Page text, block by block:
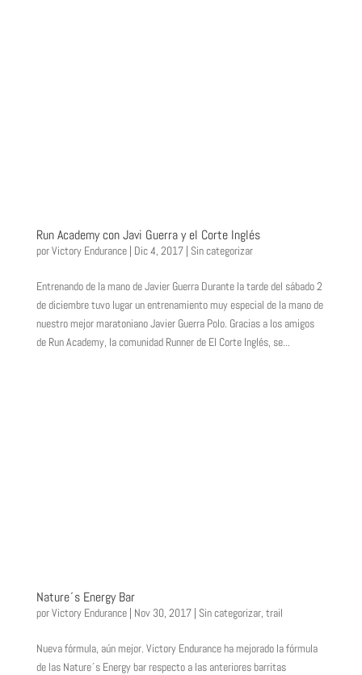
Run Academy con Javi Guerra y el Corte Inglés
porVictory Endurance| Dic 4, 2017| Sin categorizar
Entrenando de la mano de Javier Guerra Durante la tarde del sábado 2
de diciembre tuvo lugar un entrenamiento muy especial de la mano de
nuestro mejor maratoniano Javier Guerra Polo. Gracias a los amigos
de Run Academy, la comunidad Runner de El Corte Inglés, se...
Nature´s Energy Bar
porVictory Endurance| Nov 30, 2017| Sin categorizar, trail
Nueva fórmula, aún mejor. Victory Endurance ha mejorado la fórmula
de las Nature´s Energy bar respecto a las anteriores barritas